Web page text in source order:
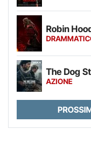
Robin
The Dog
AZIONE